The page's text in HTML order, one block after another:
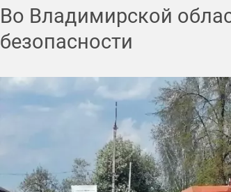
Во Владимирской
безопасности